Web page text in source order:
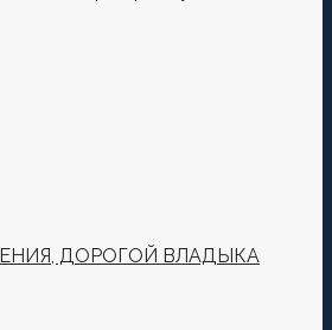
ДОРОГОЙ ВЛАДЫКА